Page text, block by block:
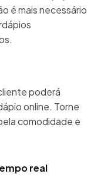
é mais necessário
poderá
online. Torne
comodidade e
real